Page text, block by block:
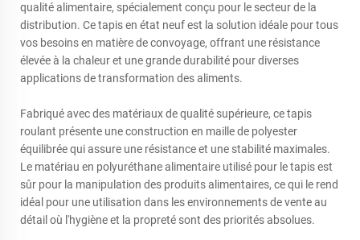
qualité alimentaire, spécialement conçu pour le secteur de la
distribution. Ce tapis en état neuf est la solution idéale pour tous
vos besoins en matière de convoyage, offrant une résistance
élevée à la chaleur et une grande durabilité pour diverses
applications de transformation des aliments.
Fabriqué avec des matériaux de qualité supérieure, ce tapis
roulant présente une construction en maille de polyester
équilibrée qui assure une résistance et une stabilité maximales.
Le matériau en polyuréthane alimentaire utilisé pour le tapis est
sûr pour la manipulation des produits alimentaires, ce qui le rend
idéal pour une utilisation dans les environnements de vente au
détail où l'hygiène et la propreté sont des priorités absolues.